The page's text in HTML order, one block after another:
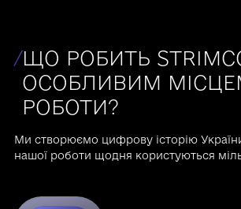
/ЩО РОБИТЬ
ОСОБЛИВИМ
РОБОТИ?
Ми створюємо цифрову історію
нашої роботи щодня користуються